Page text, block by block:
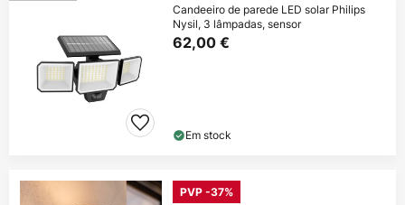
Candeeiro de parede LED solar Philips
Nysil, 3 lâmpadas, sensor
62,00 €
Em stock
PVP -37%